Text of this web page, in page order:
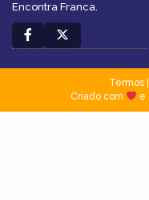
Encontra Franca.
Termos|
Criado com
e